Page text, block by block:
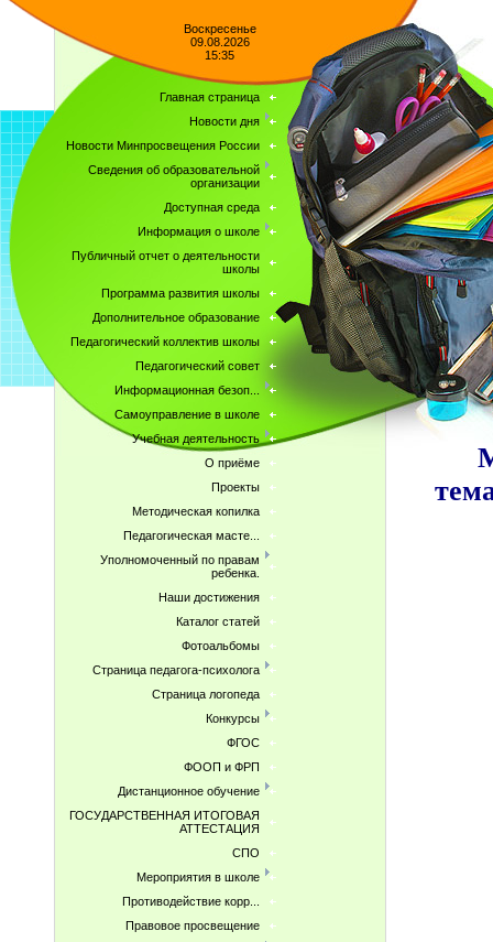
Воскресенье
09.08.2026
15:35
Главная страница
Новости дня
Новости Минпросвещения России
Сведения об образовательной
организации
Доступная среда
Информация о школе
Публичный отчет о деятельности
школы
Программа развития школы
Дополнительное образование
Педагогический коллектив школы
Педагогический совет
Информационная безоп...
Самоуправление в школе
Учебная деятельность
О приёме
Проекты
Методическая копилка
Педагогическая масте...
Уполномоченный по правам
ребенка.
Наши достижения
Каталог статей
Фотоальбомы
Страница педагога-психолога
Страница логопеда
Конкурсы
ФГОС
ФООП и ФРП
Дистанционное обучение
ГОСУДАРСТВЕННАЯ ИТОГОВАЯ
АТТЕСТАЦИЯ
СПО
Мероприятия в школе
Противодействие корр...
Правовое просвещение